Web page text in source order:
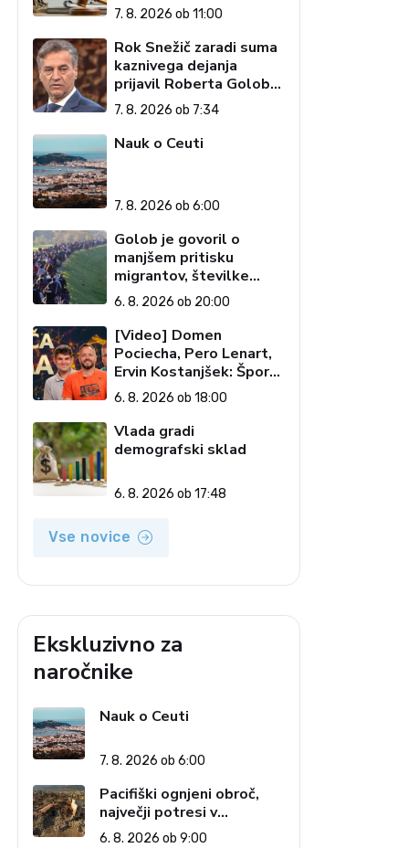
7. 8. 2026 ob 11:00
Rok Snežič zaradi suma
kaznivega dejanja
prijavil Roberta Goloba
– 'islamofila'
7. 8. 2026 ob 7:34
Nauk o Ceuti
7. 8. 2026 ob 6:00
Golob je govoril o
manjšem pritisku
migrantov, številke
govorijo drugače
6. 8. 2026 ob 20:00
[Video] Domen
Pociecha, Pero Lenart,
Ervin Kostanjšek: Šport
specialcev (Vroča tema,
6. 8. 2026)
6. 8. 2026 ob 18:00
Vlada gradi
demografski sklad
6. 8. 2026 ob 17:48
Vse novice
Ekskluzivno za
naročnike
Nauk o Ceuti
7. 8. 2026 ob 6:00
Pacifiški ognjeni obroč,
največji potresi v
zgodovini in cena pozabe
6. 8. 2026 ob 9:00